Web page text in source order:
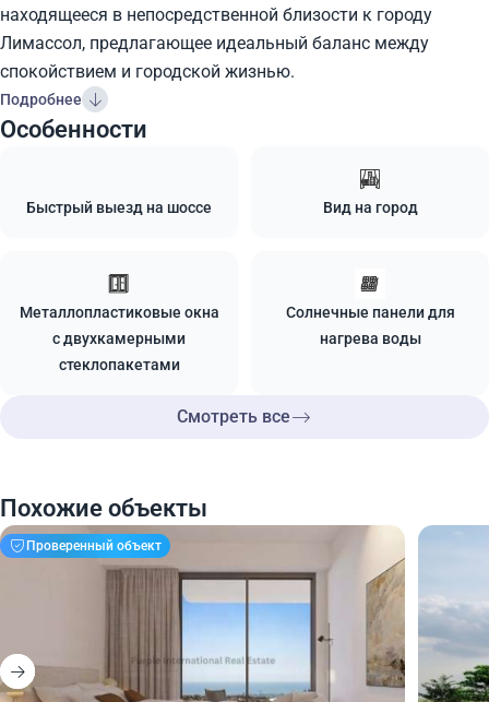
находящееся в непосредственной близости к городу
Лимассол, предлагающее идеальный баланс между
спокойствием и городской жизнью.
Подробнее
Особенности
Быстрый выезд на шоссе Вид на город
Металлопластиковые окна
с двухкамерными
стеклопакетами
Солнечные панели для
нагрева воды
Смотреть все
Похожие объекты
Проверенный объект